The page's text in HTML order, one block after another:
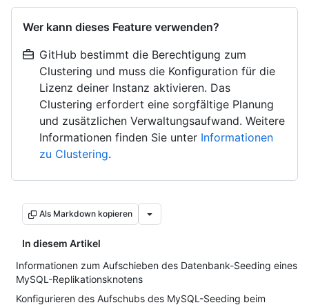
Wer kann dieses Feature verwenden?
GitHub bestimmt die Berechtigung zum
Clustering und muss die Konfiguration für die
Lizenz deiner Instanz aktivieren. Das
Clustering erfordert eine sorgfältige Planung
und zusätzlichen Verwaltungsaufwand. Weitere
Informationen finden Sie unter Informationen
zu Clustering.
Als Markdown kopieren
In diesem Artikel
Informationen zum Aufschieben des Datenbank-Seeding eines
MySQL-Replikationsknotens
Konfigurieren des Aufschubs des MySQL-Seeding beim